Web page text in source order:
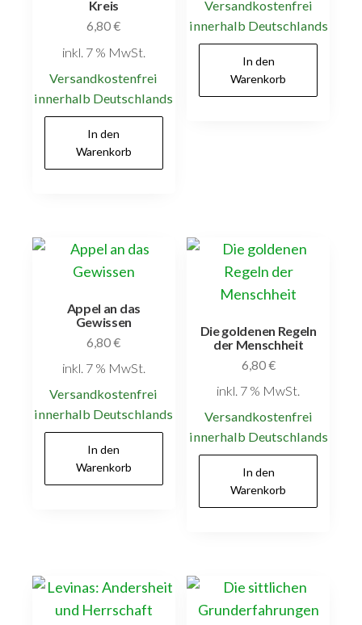
Kreis
6,80€
inkl. 7 % MwSt.
Versandkostenfrei
innerhalb Deutschlands
In den
Warenkorb
Versandkostenfrei
innerhalb Deutschlands
In den
Warenkorb
Appel an das
Gewissen
6,80€
inkl. 7 % MwSt.
Versandkostenfrei
innerhalb Deutschlands
In den
Warenkorb
Die goldenen Regeln
der Menschheit
6,80€
inkl. 7 % MwSt.
Versandkostenfrei
innerhalb Deutschlands
In den
Warenkorb